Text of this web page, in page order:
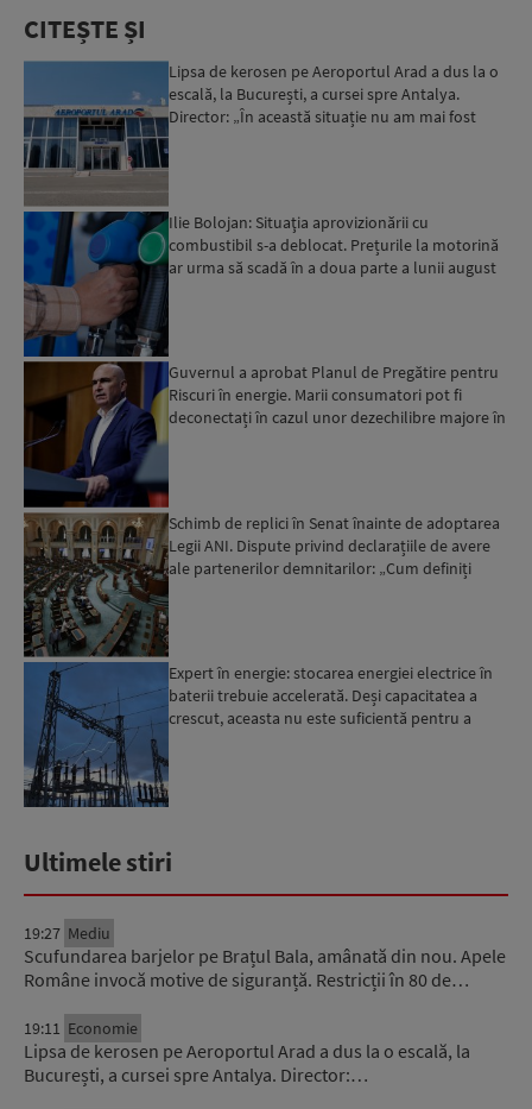
CITEȘTE ȘI
Lipsa de kerosen pe Aeroportul Arad a dus la o
escală, la București, a cursei spre Antalya.
Director: „În această situație nu am mai fost
Ilie Bolojan: Situaţia aprovizionării cu
combustibil s-a deblocat. Prețurile la motorină
ar urma să scadă în a doua parte a lunii august
Guvernul a aprobat Planul de Pregătire pentru
Riscuri în energie. Marii consumatori pot fi
deconectați în cazul unor dezechilibre majore în
Schimb de replici în Senat înainte de adoptarea
Legii ANI. Dispute privind declarațiile de avere
ale partenerilor demnitarilor: „Cum definiți
Expert în energie: stocarea energiei electrice în
baterii trebuie accelerată. Deși capacitatea a
crescut, aceasta nu este suficientă pentru a
Ultimele stiri
19:27 Mediu
Scufundarea barjelor pe Brațul Bala, amânată din nou. Apele
Române invocă motive de siguranță. Restricții în 80 de…
19:11 Economie
Lipsa de kerosen pe Aeroportul Arad a dus la o escală, la
București, a cursei spre Antalya. Director:…